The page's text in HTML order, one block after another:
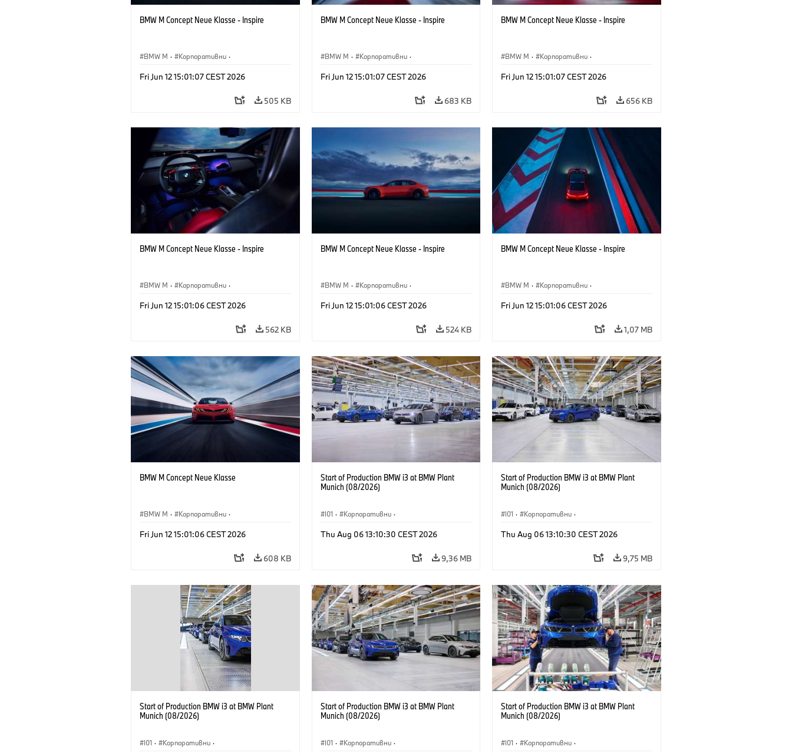
BMW M Concept Neue Klasse - Inspire
BMW M · Корпоративни ·
Fri Jun 12 15:01:07 CEST 2026
505 KB
BMW M Concept Neue Klasse - Inspire
BMW M · Корпоративни ·
Fri Jun 12 15:01:07 CEST 2026
683 KB
BMW M Concept Neue Klasse - Inspire
BMW M · Корпоративни ·
Fri Jun 12 15:01:07 CEST 2026
656 KB
BMW M Concept Neue Klasse - Inspire
BMW M · Корпоративни ·
Fri Jun 12 15:01:06 CEST 2026
562 KB
BMW M Concept Neue Klasse - Inspire
BMW M · Корпоративни ·
Fri Jun 12 15:01:06 CEST 2026
524 KB
BMW M Concept Neue Klasse - Inspire
BMW M · Корпоративни ·
Fri Jun 12 15:01:06 CEST 2026
1,07 MB
BMW M Concept Neue Klasse
BMW M · Корпоративни ·
Fri Jun 12 15:01:06 CEST 2026
608 KB
Start of Production BMW i3 at BMW Plant
Munich (08/2026)
I01 · Корпоративни ·
Локации
Thu Aug 06 13:10:30 CEST 2026
9,36 MB
Start of Production BMW i3 at BMW Plant
Munich (08/2026)
I01 · Корпоративни ·
Локации
Thu Aug 06 13:10:30 CEST 2026
9,75 MB
Start of Production BMW i3 at BMW Plant
Munich (08/2026)
I01 · Корпоративни ·
Start of Production BMW i3 at BMW Plant
Munich (08/2026)
I01 · Корпоративни ·
Start of Production BMW i3 at BMW Plant
Munich (08/2026)
I01 · Корпоративни ·